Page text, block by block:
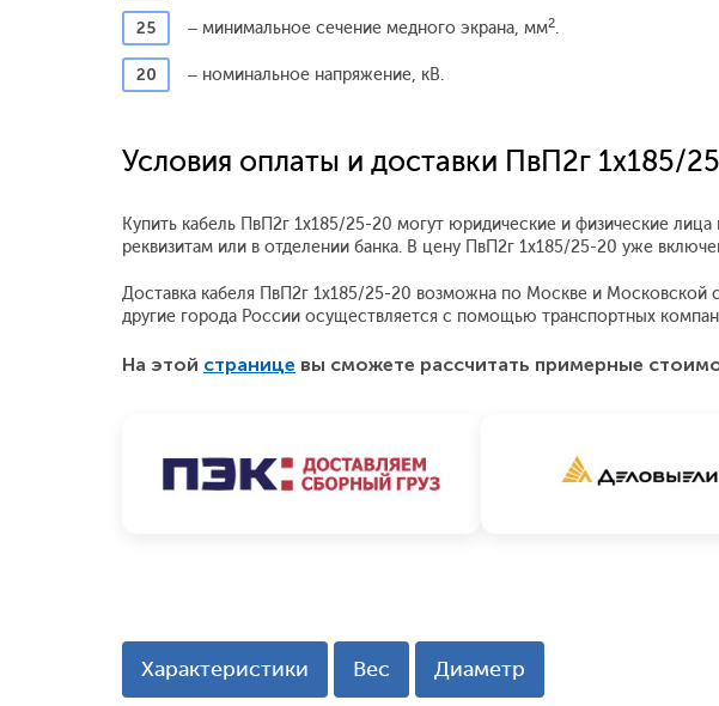
25 – минимальное сечение медного экрана, мм2.
20 – номинальное напряжение, кВ.
Условия оплаты и доставки ПвП2г 1x185/
Купить кабель ПвП2г 1x185/25-20 могут юридические и физические
реквизитам или в отделении банка. В цену ПвП2г 1x185/25-20 уже
Доставка кабеля ПвП2г 1x185/25-20 возможна по Москве и Московской
другие города России осуществляется с помощью транспортных
На этой странице вы сможете рассчитать примерные
Характеристики Вес Диаметр